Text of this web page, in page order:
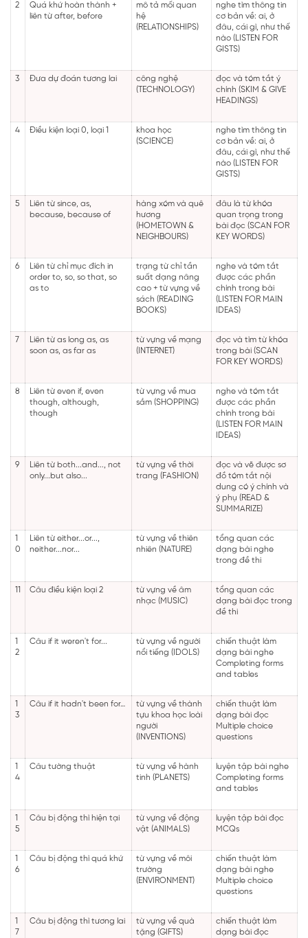
2
Quá khứ hoàn thành +
liên từ after, before
mô tả mối quan
hệ
(RELATIONSHIPS)
nghe tìm thông tin
cơ bản về: ai, ở
đâu, cái gì, như thế
nào (LISTEN FOR
GISTS)
3 Đưa dự đoán tương lai
công nghệ
(TECHNOLOGY)
đọc và tóm tắt ý
chính (SKIM & GIVE
HEADINGS)
4 Điều kiện loại 0, loại 1
khoa học
(SCIENCE)
nghe tìm thông tin
cơ bản về: ai, ở
đâu, cái gì, như thế
nào (LISTEN FOR
GISTS)
5
Liên từ since, as,
because, because of
hàng xóm và quê
hương
(HOMETOWN &
NEIGHBOURS)
đâu là từ khóa
quan trọng trong
bài đọc (SCAN FOR
KEY WORDS)
6
Liên từ chỉ mục đích in
order to, so, so that, so
as to
trạng từ chỉ tần
suất dạng nâng
cao + từ vựng về
sách (READING
BOOKS)
nghe và tóm tắt
được các phần
chính trong bài
(LISTEN FOR MAIN
IDEAS)
7
Liên từ as long as, as
soon as, as far as
từ vựng về mạng
(INTERNET)
đọc và tìm từ khóa
trong bài (SCAN
FOR KEY WORDS)
8
Liên từ even if, even
though, although,
though
từ vựng về mua
sắm (SHOPPING)
nghe và tóm tắt
được các phần
chính trong bài
(LISTEN FOR MAIN
IDEAS)
9
Liên từ both...and..., not
only...but also...
từ vựng về thời
trang (FASHION)
đọc và vẽ được sơ
đồ tóm tắt nội
dung có ý chính và
ý phụ (READ &
SUMMARIZE)
1
0
Liên từ either...or...,
neither...nor...
từ vựng về thiên
nhiên (NATURE)
tổng quan các
dạng bài nghe
trong đề thi
11 Câu điều kiện loại 2
từ vựng về âm
nhạc (MUSIC)
tổng quan các
dạng bài đọc trong
đề thi
1
2
Câu if it weren't for...
từ vựng về người
nổi tiếng (IDOLS)
chiến thuật làm
dạng bài nghe
Completing forms
and tables
1
3
Câu if it hadn't been for…
từ vựng về thành
tựu khoa học loài
người
(INVENTIONS)
chiến thuật làm
dạng bài đọc
Multiple choice
questions
1
4
Câu tường thuật
từ vựng về hành
tinh (PLANETS)
luyện tập bài nghe
Completing forms
and tables
1
5
Câu bị động thì hiện tại
từ vựng về động
vật (ANIMALS)
luyện tập bài đọc
MCQs
1
6
Câu bị động thì quá khứ
từ vựng về môi
trường
(ENVIRONMENT)
chiến thuật làm
dạng bài nghe
Multiple choice
questions
1
7
Câu bị động thì tương lai
từ vựng về quà
tặng (GIFTS)
chiến thuật làm
dạng bài đọc